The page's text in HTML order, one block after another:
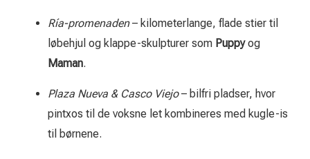
Ría-promenaden– kilometerlange, flade stier til
løbehjul og klappe-skulpturer som Puppyog
Maman.
Plaza Nueva & Casco Viejo– bilfri pladser, hvor
pintxos til de voksne let kombineres med kugle-is
til børnene.